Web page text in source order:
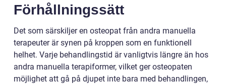
Förhållningssätt
Det som särskiljer en osteopat från andra manuella
terapeuter är synen på kroppen som en funktionell
helhet. Varje behandlingstid är vanligtvis längre än hos
andra manuella terapiformer, vilket ger osteopaten
möjlighet att gå på djupet inte bara med behandlingen,